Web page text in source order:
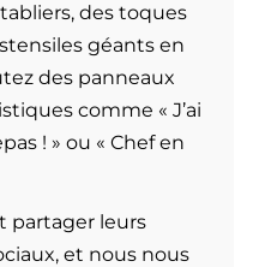
des toques
géants en
des panneaux
comme « J’ai
! » ou « Chef en
partager leurs
et nous nous